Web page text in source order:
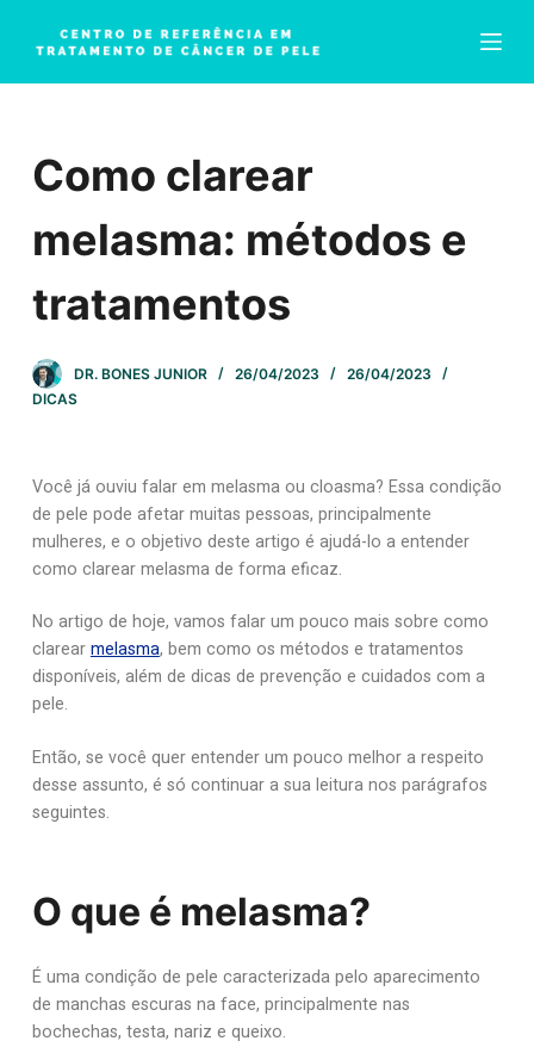
l
c
e
o
Como clarear
melasma: métodos e
tratamentos
DR. BONES JUNIOR 26/04/2023
26/04/2023
DICAS
Você já ouviu falar em melasma ou cloasma? Essa condição
de pele pode afetar muitas pessoas, principalmente
mulheres, e o objetivo deste artigo é ajudá-lo a entender
como clarear melasma de forma eficaz.
No artigo de hoje, vamos falar um pouco mais sobre como
clarearmelasma, bem como os métodos e tratamentos
disponíveis, além de dicas de prevenção e cuidados com a
pele.
Então, se você quer entender um pouco melhor a respeito
desse assunto, é só continuar a sua leitura nos parágrafos
seguintes.
O que é melasma?
É uma condição de pele caracterizada pelo aparecimento
de manchas escuras na face, principalmente nas
bochechas, testa, nariz e queixo.